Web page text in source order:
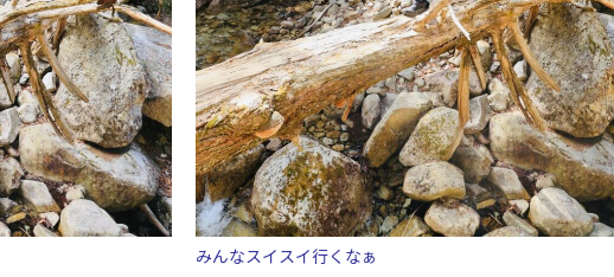
みんなスイスイ行くなぁ